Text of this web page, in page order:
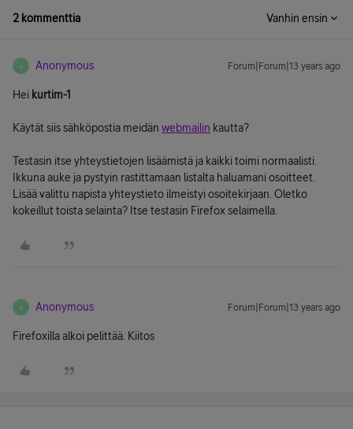
2 kommenttia Vanhin ensin
A Anonymous Forum|Forum|13 years ago
Hei kurtim-1
Käytät siis sähköpostia meidän webmailin kautta?
Testasin itse yhteystietojen lisäämistä ja kaikki toimi normaalisti.
Ikkuna auke ja pystyin rastittamaan listalta haluamani osoitteet.
Lisää valittu napista yhteystieto ilmeistyi osoitekirjaan. Oletko
kokeillut toista selainta? Itse testasin Firefox selaimella.
A Anonymous Forum|Forum|13 years ago
Firefoxilla alkoi pelittää. Kiitos